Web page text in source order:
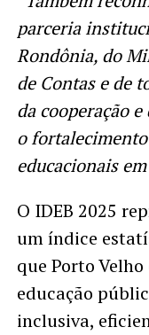
parceria
Rondônia, do
de Contas e de
da cooperação
o
educacionais
O IDEB 2025
um índice
que Porto
educação
inclusiva,